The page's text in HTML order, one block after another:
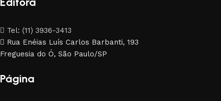
Tel: (11) 3936-3413
Rua Enéias Luís Carlos Barbanti, 193
Freguesia do Ó, São Paulo/SP
Página